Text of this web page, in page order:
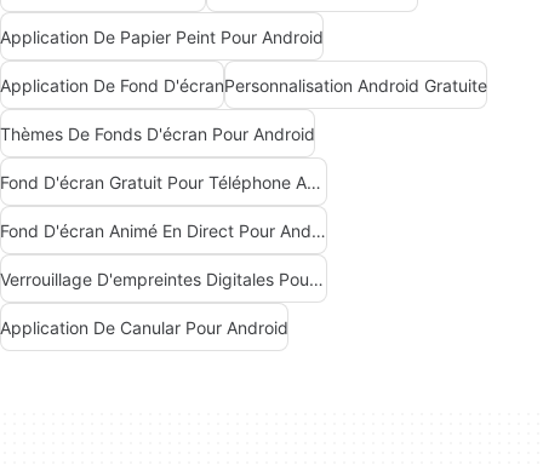
Application De Papier Peint Pour Android
Application De Fond D'écranPersonnalisation Android Gratuite
Thèmes De Fonds D'écran Pour Android
Fond D'écran Gratuit Pour Téléphone Android
Fond D'écran Animé En Direct Pour Android
Verrouillage D'empreintes Digitales Pour Android
Application De Canular Pour Android